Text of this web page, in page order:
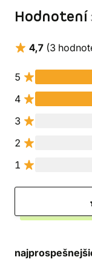
Hodnotení
4,7 (3
5
4
3
2
1